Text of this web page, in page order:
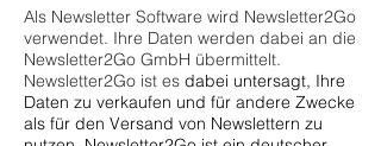
Als Newsletter Software wird Newsletter2Go
verwendet. Ihre Daten werden dabei an die
Newsletter2Go GmbH übermittelt.
Newsletter2Go ist es dabei untersagt, Ihre
Daten zu verkaufen und für andere Zwecke
als für den Versand von Newslettern zu